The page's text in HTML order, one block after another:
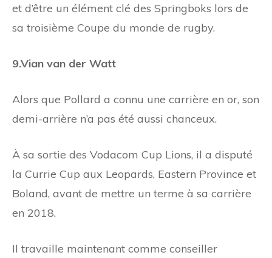
et d’être un élément clé des Springboks lors de
sa troisième Coupe du monde de rugby.
9.Vian van der Watt
Alors que Pollard a connu une carrière en or, son
demi-arrière n’a pas été aussi chanceux.
À sa sortie des Vodacom Cup Lions, il a disputé
la Currie Cup aux Leopards, Eastern Province et
Boland, avant de mettre un terme à sa carrière
en 2018.
Il travaille maintenant comme conseiller